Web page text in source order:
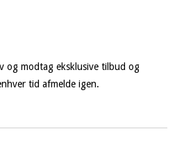
og modtag eksklusive tilbud og
tid afmelde igen.